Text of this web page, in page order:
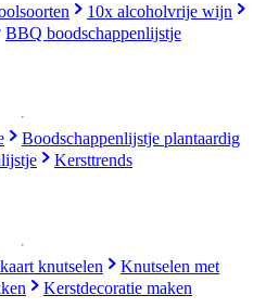
10x alcoholvrije wijn
BBQ boodschappenlijstje
Boodschappenlijstje plantaardig
Kersttrends
knutselen
Knutselen met
Kerstdecoratie maken